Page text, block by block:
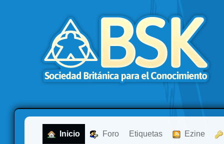
Inicio Foro Etiquetas Ezine